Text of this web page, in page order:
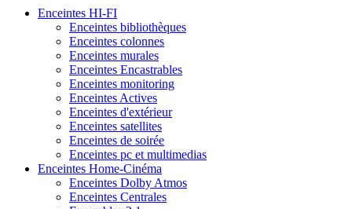
Enceintes HI-FI
Enceintes bibliothèques
Enceintes colonnes
Enceintes murales
Enceintes Encastrables
Enceintes monitoring
Enceintes Actives
Enceintes d'extérieur
Enceintes satellites
Enceintes de soirée
Enceintes pc et multimedias
Enceintes Home-Cinéma
Enceintes Dolby Atmos
Enceintes Centrales